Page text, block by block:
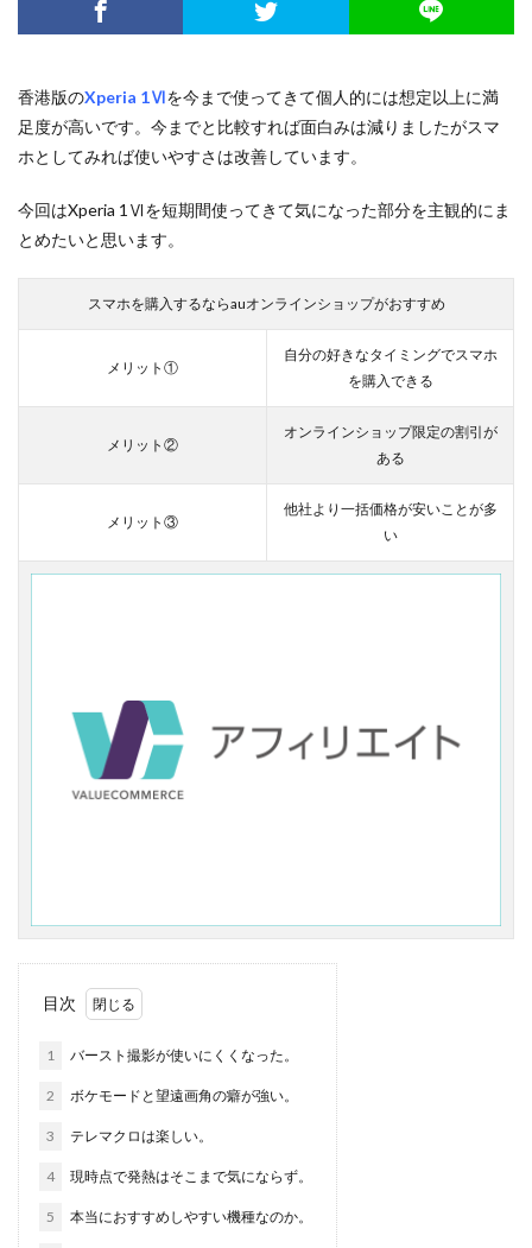
香港版のXperia 1Ⅵを今まで使ってきて個人的には想定以上に満
足度が高いです。今までと比較すれば面白みは減りましたがスマ
ホとしてみれば使いやすさは改善しています。
今回はXperia 1Ⅵを短期間使ってきて気になった部分を主観的にま
とめたいと思います。
スマホを購入するならauオンラインショップがおすすめ
メリット①
自分の好きなタイミングでスマホ
を購入できる
メリット②
オンラインショップ限定の割引が
ある
メリット③
他社より一括価格が安いことが多
い
目次
1 バースト撮影が使いにくくなった。
2 ボケモードと望遠画角の癖が強い。
3 テレマクロは楽しい。
4 現時点で発熱はそこまで気にならず。
5 本当におすすめしやすい機種なのか。